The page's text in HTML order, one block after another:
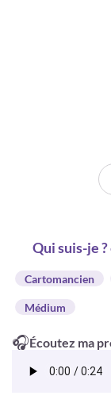
Qui suis-je
Cartomancien
Médium
🎧Écoutez ma